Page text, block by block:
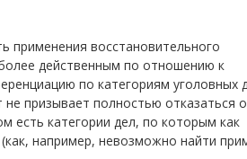
применения восстановительного
действенным по отношению к
по категориям уголовных
призывает полностью отказаться
есть категории дел, по которым как
например, невозможно найти